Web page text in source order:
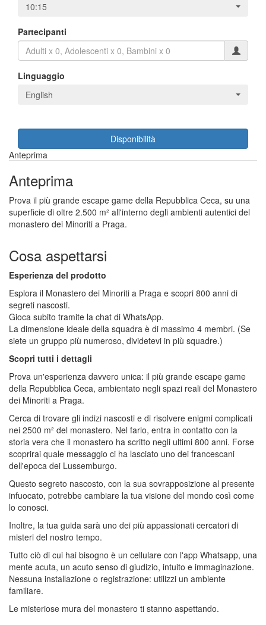
10:15
Partecipanti
Linguaggio
English
Disponibilità
Anteprima
Anteprima
Prova il più grande escape game della Repubblica Ceca, su una
superficie di oltre 2.500 m² all'interno degli ambienti autentici del
monastero dei Minoriti a Praga.
Cosa aspettarsi
Esperienza del prodotto
Esplora il Monastero dei Minoriti a Praga e scopri 800 anni di
segreti nascosti.
Gioca subito tramite la chat di WhatsApp.
La dimensione ideale della squadra è di massimo 4 membri. (Se
siete un gruppo più numeroso, dividetevi in più squadre.)
Scopri tutti i dettagli
Prova un'esperienza davvero unica: il più grande escape game
della Repubblica Ceca, ambientato negli spazi reali del Monastero
dei Minoriti a Praga.
Cerca di trovare gli indizi nascosti e di risolvere enigmi complicati
nei 2500 m² del monastero. Nel farlo, entra in contatto con la
storia vera che il monastero ha scritto negli ultimi 800 anni. Forse
scoprirai quale messaggio ci ha lasciato uno dei francescani
dell'epoca dei Lussemburgo.
Questo segreto nascosto, con la sua sovrapposizione al presente
infuocato, potrebbe cambiare la tua visione del mondo così come
lo conosci.
Inoltre, la tua guida sarà uno dei più appassionati cercatori di
misteri del nostro tempo.
Tutto ciò di cui hai bisogno è un cellulare con l'app Whatsapp, una
mente acuta, un acuto senso di giudizio, intuito e immaginazione.
Nessuna installazione o registrazione: utilizzi un ambiente
familiare.
Le misteriose mura del monastero ti stanno aspettando.